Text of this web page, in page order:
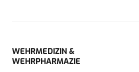
WEHRMEDIZIN &
WEHRPHARMAZIE